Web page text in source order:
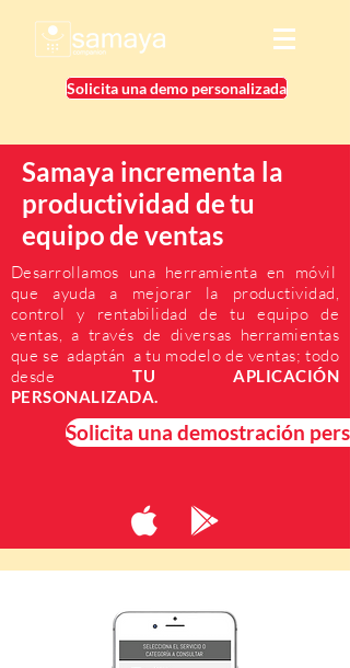
Solicita una demo personalizada
Samaya incrementa la
productividad detu
equipode ventas
Desarrollamos una herramienta en móvil
que ayuda a mejorar la productividad,
control y rentabilidad de tu equipo de
ventas, a través de diversas herramientas
que se adaptán a tu modelo de ventas; todo
desde
TU
APLICACIÓN
PERSONALIZADA.
Solicita una demostración